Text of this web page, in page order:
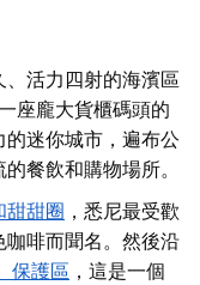
活力四射的海濱區
座龐大貨櫃碼頭的
迷你城市，遍布公
餐飲和購物場所。
甜圈 ，悉尼最受歡
啡而聞名。然後沿
保護區 ，這是一個